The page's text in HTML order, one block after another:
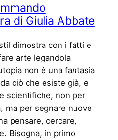
di Giulia Abbate
dimostra con i fatti e
arte legandola
non è una fantasia
ciò che esiste già, e
scientifiche, non per
ma per segnare nuove
pensare, cercare,
Bisogna, in primo